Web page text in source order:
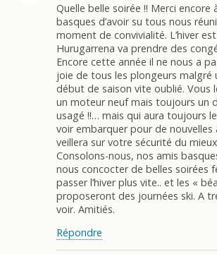
Quelle belle soirée !! Merci encore
basques d’avoir su tous nous
moment de convivialité. L’hiver
Hurugarrena va prendre des
Encore cette année il ne nous a
joie de tous les plongeurs malgré
début de saison vite oublié. Vous
un moteur neuf mais toujours un
usagé !!… mais qui aura toujours
voir embarquer pour de nouvelles
veillera sur votre sécurité du
Consolons-nous, nos amis
nous concocter de belles soirées
passer l’hiver plus vite.. et les «
proposeront des journées ski. A
voir. Amitiés.
Répondre